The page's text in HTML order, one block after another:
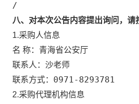
/
八、对本次公告内容提出询问，请
1.采购人信息
名 称： 青海省公安厅
联系人 ： 沙老师
联系方式： 0971-8293781
2.采购代理机构信息